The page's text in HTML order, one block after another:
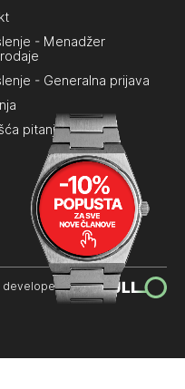
- Menadžer
- Generalna prijava
pitanja
developed by: